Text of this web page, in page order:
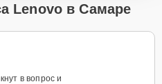
Lenovo в Самаре
в вопрос и